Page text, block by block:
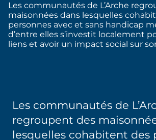
Les communautés de L’Arche
maisonnées dans lesquelles
personnes avec et sans handicap
d’entre elles s’investit localement
liens et avoir un impact social sur
Les communautés de
regroupent des
lesquelles cohabitent des